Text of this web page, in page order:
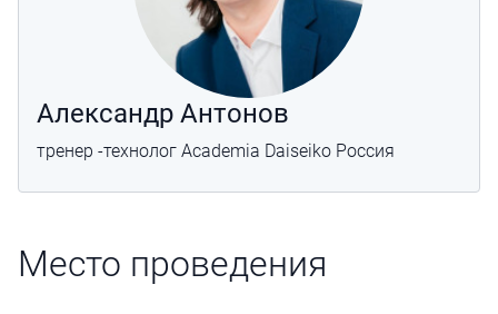
Александр Антонов
тренер -технолог Academia Daiseiko Россия
Место проведения